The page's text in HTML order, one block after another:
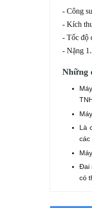
- Công
- Kích
- Tốc độ
- Nặng
Những
Là
các
Đai
có